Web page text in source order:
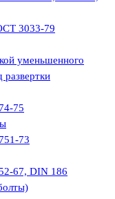
3033-79
уменьшенного
развертки
75
73
67, DIN 186